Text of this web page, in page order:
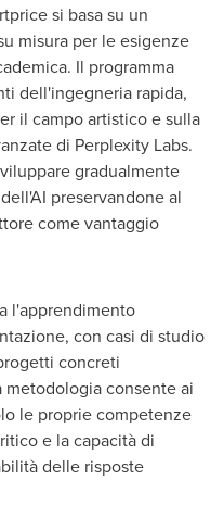
si basa su un
misura per le esigenze
Il programma
dell'ingegneria rapida,
il campo artistico e sulla
di Perplexity Labs.
gradualmente
preservandone al
come vantaggio
l'apprendimento
con casi di studio
concreti
consente ai
le proprie competenze
e la capacità di
delle risposte